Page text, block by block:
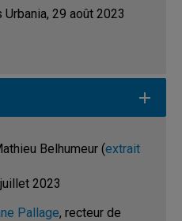
29 août 2023
Belhumeur (extrait
2023
Pallage, recteur de